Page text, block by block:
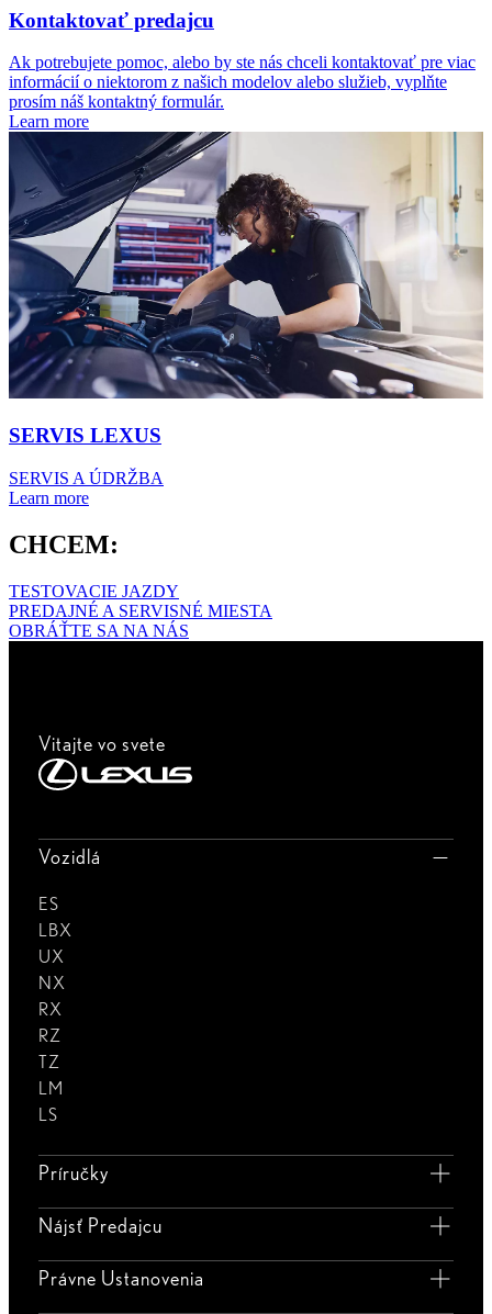
Kontaktovať predajcu
Ak potrebujete pomoc, alebo by ste nás chceli kontaktovať pre viac
informácií o niektorom z našich modelov alebo služieb, vyplňte
prosím náš kontaktný formulár.
Learn more
SERVIS LEXUS
SERVIS A ÚDRŽBA
Learn more
CHCEM:
TESTOVACIE JAZDY
PREDAJNÉ A SERVISNÉ MIESTA
OBRÁŤTE SA NA NÁS
Vitajte vo svete
Vozidlá
ES
LBX
UX
NX
RX
RZ
TZ
LM
LS
Príručky
Nájsť Predajcu
Právne Ustanovenia